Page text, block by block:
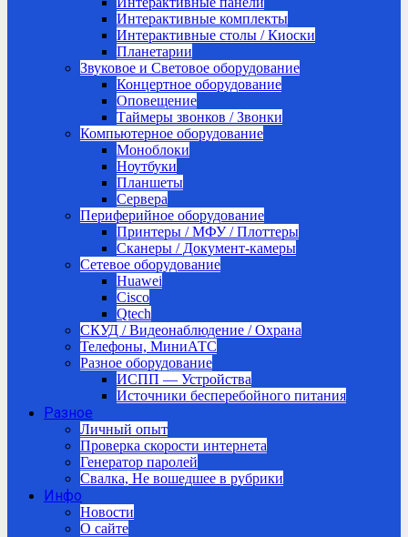
Интерактивные комплекты
Интерактивные столы / Киоски
Планетарии
Звуковое и Световое оборудование
Концертное оборудование
Оповещение
Таймеры звонков / Звонки
Компьютерное оборудование
Моноблоки
Ноутбуки
Планшеты
Сервера
Периферийное оборудование
Принтеры / МФУ / Плоттеры
Сканеры / Документ-камеры
Сетевое оборудование
Huawei
Cisco
Qtech
СКУД / Видеонаблюдение / Охрана
Телефоны, МиниАТС
Разное оборудование
ИСПП — Устройства
Источники бесперебойного питания
Разное
Личный опыт
Проверка скорости интернета
Генератор паролей
Свалка, Не вошедшее в рубрики
Инфо
Новости
О сайте